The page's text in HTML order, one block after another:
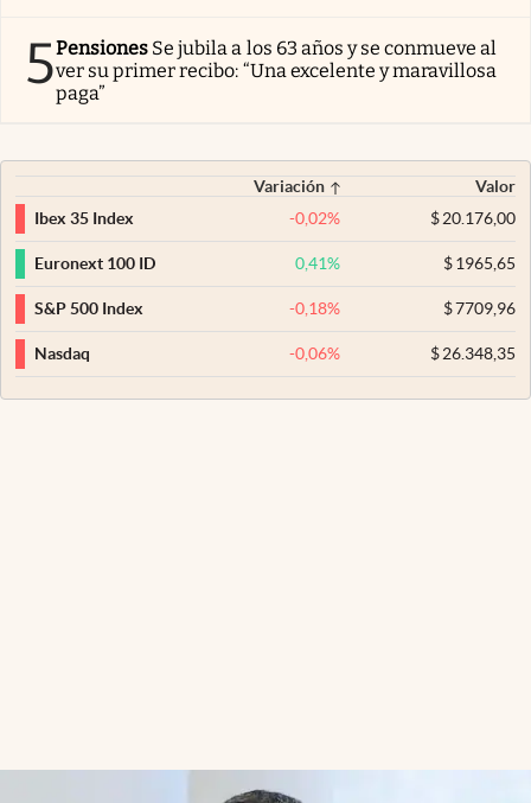
5Pensiones Se jubila a los 63 años y se conmueve al
ver su primer recibo: “Una excelente y maravillosa
paga”
Variación
Valor
Ibex 35 Index
-0,02% $20.176,00
Euronext 100 ID 0,41% $1965,65
S&P 500 Index -0,18% $7709,96
Nasdaq -0,06% $26.348,35